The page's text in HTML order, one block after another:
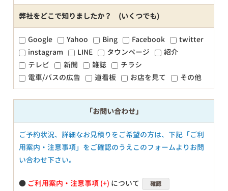
弊社をどこで知りましたか？ (いくつでも)
Google Yahoo Bing Facebook
twitter
instagram
LINE タウンページ
紹介
テレビ
新聞 雑誌
チラシ
電車/バスの広告
道看板 お店を見て その他
「お問い合わせ」
ご予約状況、詳細なお見積りをご希望の方は、下記「ご利
用案内・注意事項」をご確認のうえこのフォームよりお問
い合わせ下さい。
● ご利用案内・注意事項 について 確認